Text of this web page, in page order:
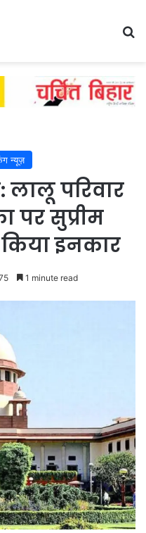
न्यूज़
लालू परिवार
पर सुप्रीम
इनकार
1 minute read